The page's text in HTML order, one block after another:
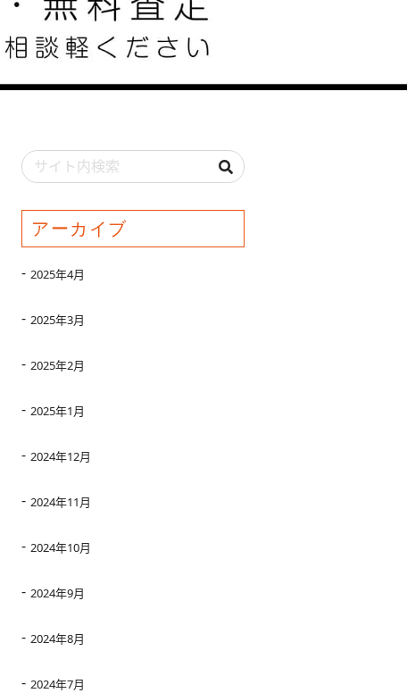
アーカイブ
2025年4月
2025年3月
2025年2月
2025年1月
2024年12月
2024年11月
2024年10月
2024年9月
2024年8月
2024年7月